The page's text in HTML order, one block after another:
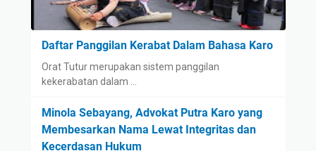
Daftar Panggilan Kerabat Dalam Bahasa Karo
Orat Tutur merupakan sistem panggilan
kekerabatan dalam …
Minola Sebayang, Advokat Putra Karo yang
Membesarkan Nama Lewat Integritas dan
Kecerdasan Hukum